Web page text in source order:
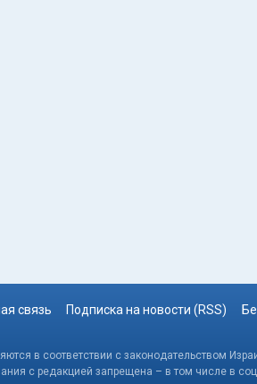
связь Подписка на новости (RSS)
в соответствии с законодательством
с редакцией запрещена – в том числе в